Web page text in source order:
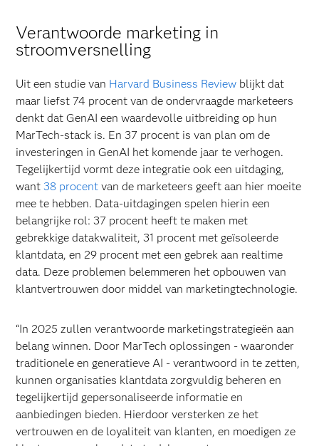
Verantwoorde marketing in
stroomversnelling
Uit een studie van Harvard Business Review blijkt dat
maar liefst 74 procent van de ondervraagde marketeers
denkt dat GenAI een waardevolle uitbreiding op hun
MarTech-stack is. En 37 procent is van plan om de
investeringen in GenAI het komende jaar te verhogen.
Tegelijkertijd vormt deze integratie ook een uitdaging,
want38 procent van de marketeers geeft aan hier moeite
mee te hebben. Data-uitdagingen spelen hierin een
belangrijke rol: 37 procent heeft te maken met
gebrekkige datakwaliteit, 31 procent met geïsoleerde
klantdata, en 29 procent met een gebrek aan realtime
data. Deze problemen belemmeren het opbouwen van
klantvertrouwen door middel van marketingtechnologie.
“In 2025 zullen verantwoorde marketingstrategieën aan
belang winnen. Door MarTech oplossingen - waaronder
traditionele en generatieve AI - verantwoord in te zetten,
kunnen organisaties klantdata zorgvuldig beheren en
tegelijkertijd gepersonaliseerde informatie en
aanbiedingen bieden. Hierdoor versterken ze het
vertrouwen en de loyaliteit van klanten, en moedigen ze